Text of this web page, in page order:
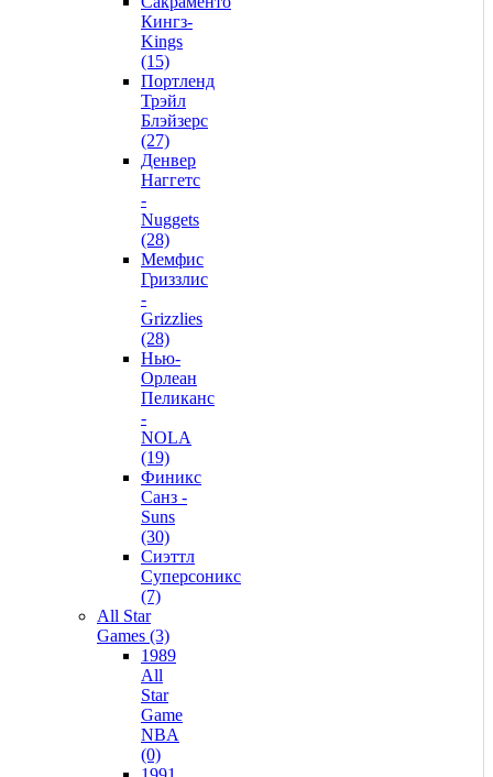
Кингз-
Kings
(15)
Портленд
Трэйл
Блэйзерс
(27)
Денвер
Наггетс
-
Nuggets
(28)
Мемфис
Гриззлис
-
Grizzlies
(28)
Нью-
Орлеан
Пеликанс
-
NOLA
(19)
Финикс
Санз -
Suns
(30)
Сиэттл
Суперсоникс
(7)
All Star
Games (3)
1989
All
Star
Game
NBA
(0)